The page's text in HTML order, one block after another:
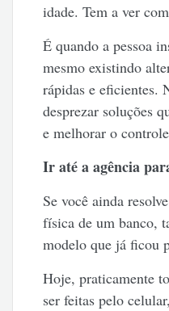
idade. Tem a ver
É quando a pessoa
mesmo existindo
rápidas e eficientes.
desprezar soluções
e melhorar o
Ir até a agência
Se você ainda
física de um banco,
modelo que já ficou
Hoje, praticamente
ser feitas pelo